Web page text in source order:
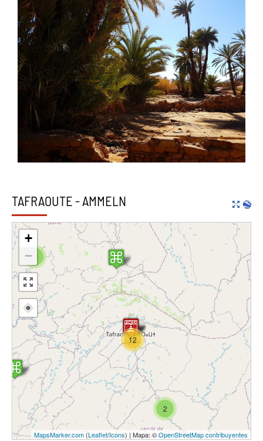
TAFRAOUTE - AMMELN
2
12
+
−
MapsMarker.com (Leaflet/Icons) | Mapa: ©OpenStreetMap contribuyentes